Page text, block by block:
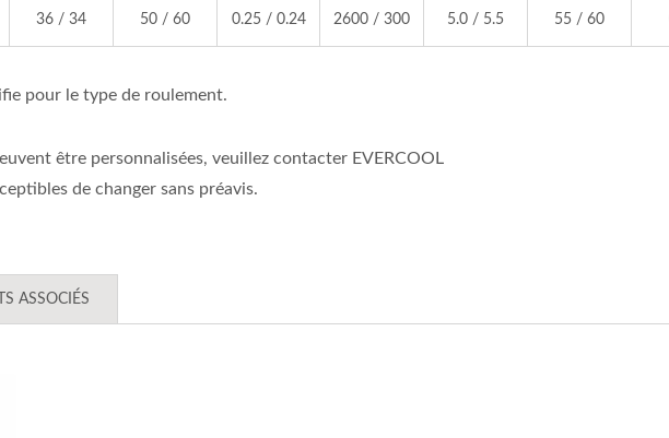
36 / 34 50 / 60 0.25 / 0.24 2600 / 300 5.0 / 5.5 55 / 60
pour le type de roulement.
être personnalisées, veuillez contacter EVERCOOL
de changer sans préavis.
ASSOCIÉS